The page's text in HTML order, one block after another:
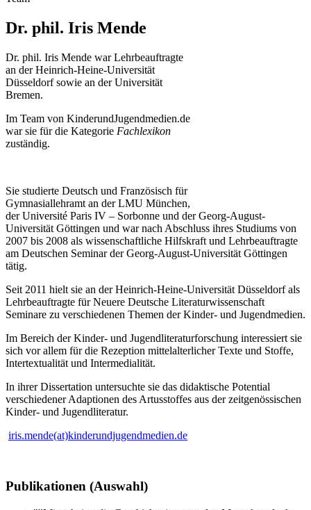
Dr. phil. Iris Mende
Dr. phil. Iris Mende war Lehrbeauftragte
an der Heinrich-Heine-Universität
Düsseldorf sowie an der Universität
Bremen.
Im Team von KinderundJugendmedien.de
war sie für die Kategorie Fachlexikon
zuständig.
Sie studierte Deutsch und Französisch für
Gymnasiallehramt an der LMU München,
der Université Paris IV – Sorbonne und der Georg-August-
Universität Göttingen und war nach Abschluss ihres Studiums von
2007 bis 2008 als wissenschaftliche Hilfskraft und Lehrbeauftragte
am Deutschen Seminar der Georg-August-Universität Göttingen
tätig.
Seit 2011 hielt sie an der Heinrich-Heine-Universität Düsseldorf als
Lehrbeauftragte für Neuere Deutsche Literaturwissenschaft
Seminare zu verschiedenen Themen der Kinder- und Jugendmedien.
Im Bereich der Kinder- und Jugendliteraturforschung interessiert sie
sich vor allem für die Rezeption mittelalterlicher Texte und Stoffe,
Intertextualität und Intermedialität.
In ihrer Dissertation untersuchte sie das didaktische Potential
verschiedener Adaptionen des Artusstoffes aus der zeitgenössischen
Kinder- und Jugendliteratur.
iris.mende(at)kinderundjugendmedien.de
Publikationen (Auswahl)